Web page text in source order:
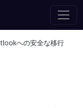
への安全な移行